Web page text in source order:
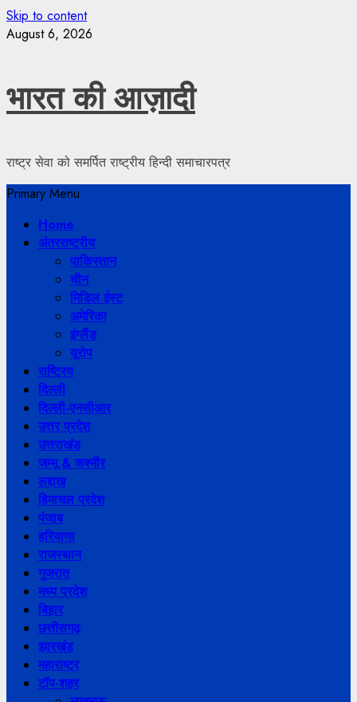
Skip to content
August 6, 2026
भारत की आज़ादी
राष्ट्र सेवा को समर्पित राष्ट्रीय हिन्दी समाचारपत्र
Primary Menu
Home
अंतरराष्ट्रीय
पाकिस्तान
चीन
मिडिल ईस्ट
अमेरिका
इंग्लैंड
यूरोप
राष्ट्रिय
दिल्ली
दिल्ली-एनसीआर
उत्तर प्रदेश
उत्तराखंड
जम्मू & कश्मीर
लद्दाख
हिमाचल प्रदेश
पंजाब
हरियाणा
राजस्थान
गुजरात
मध्य प्रदेश
बिहार
छत्तीसगढ़
झारखंड
महाराष्ट्र
टॉप-शहर